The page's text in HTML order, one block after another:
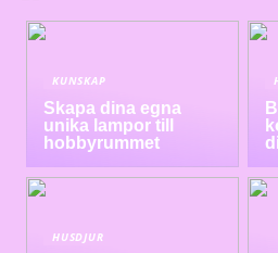
KUNSKAP
Skapa dina egna
unika lampor till
hobbyrummet
HUSDJUR